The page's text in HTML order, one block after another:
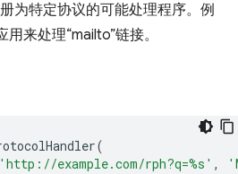
为特定协议的可能处理程序。例
来处理“mailto”链接。
(
'http://example.com/rph?q=%s' ,